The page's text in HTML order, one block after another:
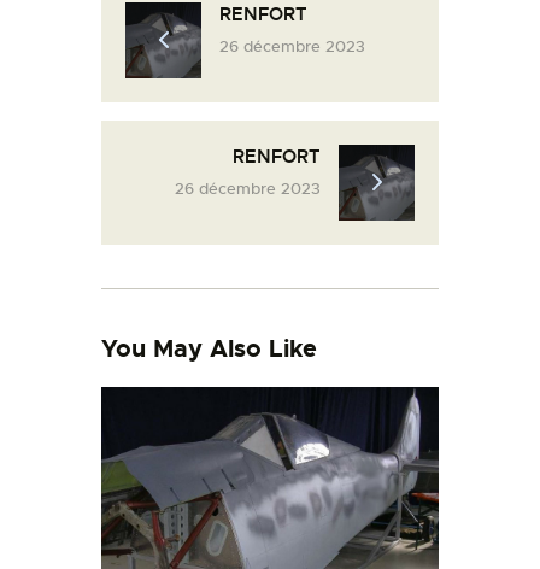
L’ATELIER DE L’AIR
LA SNCAC
PROJET ATELIER DE
LA PISTE D’ENVOL
RENFORT
26 décembre 2023
RENFORT
26 décembre 2023
You May Also Like